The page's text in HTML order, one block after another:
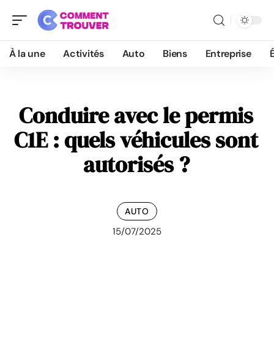
À la une Activités Auto Biens Entreprise
Conduire avec le permis
C1E : quels véhicules sont
autorisés ?
AUTO
15/07/2025